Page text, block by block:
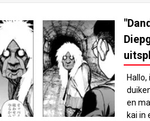
en
kai in